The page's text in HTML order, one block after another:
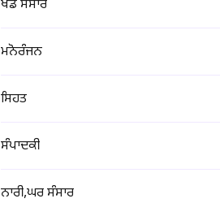
ਖੇਡ ਸੰਸਾਰ
ਮਨੋਰੰਜਨ
ਸਿਹਤ
ਸੰਪਾਦਕੀ
ਨਾਰੀ,ਘਰ ਸੰਸਾਰ